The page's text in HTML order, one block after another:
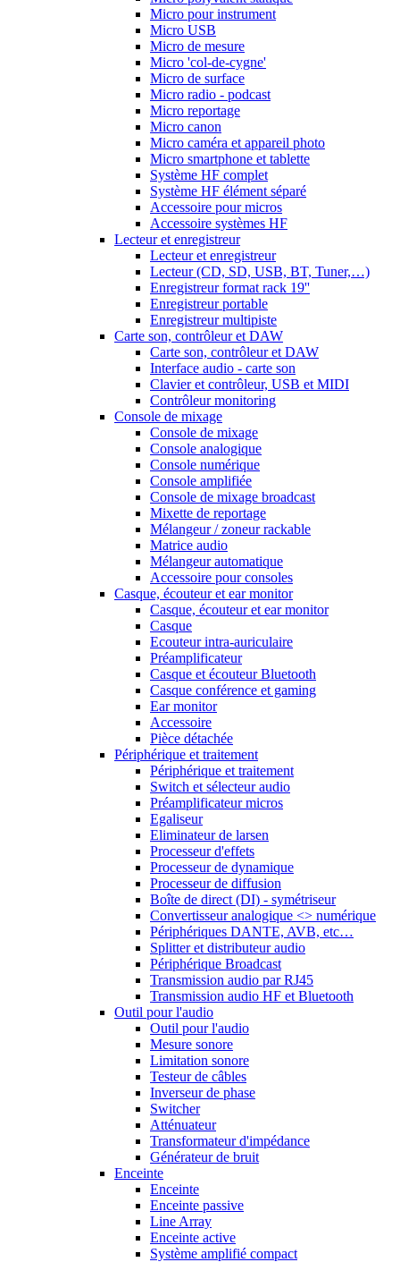
Micro pour instrument
Micro USB
Micro de mesure
Micro 'col-de-cygne'
Micro de surface
Micro radio - podcast
Micro reportage
Micro canon
Micro caméra et appareil photo
Micro smartphone et tablette
Système HF complet
Système HF élément séparé
Accessoire pour micros
Accessoire systèmes HF
Lecteur et enregistreur
Lecteur et enregistreur
Lecteur (CD, SD, USB, BT, Tuner,…)
Enregistreur format rack 19''
Enregistreur portable
Enregistreur multipiste
Carte son, contrôleur et DAW
Carte son, contrôleur et DAW
Interface audio - carte son
Clavier et contrôleur, USB et MIDI
Contrôleur monitoring
Console de mixage
Console de mixage
Console analogique
Console numérique
Console amplifiée
Console de mixage broadcast
Mixette de reportage
Mélangeur / zoneur rackable
Matrice audio
Mélangeur automatique
Accessoire pour consoles
Casque, écouteur et ear monitor
Casque, écouteur et ear monitor
Casque
Ecouteur intra-auriculaire
Préamplificateur
Casque et écouteur Bluetooth
Casque conférence et gaming
Ear monitor
Accessoire
Pièce détachée
Périphérique et traitement
Périphérique et traitement
Switch et sélecteur audio
Préamplificateur micros
Egaliseur
Eliminateur de larsen
Processeur d'effets
Processeur de dynamique
Processeur de diffusion
Boîte de direct (DI) - symétriseur
Convertisseur analogique <> numérique
Périphériques DANTE, AVB, etc…
Splitter et distributeur audio
Périphérique Broadcast
Transmission audio par RJ45
Transmission audio HF et Bluetooth
Outil pour l'audio
Outil pour l'audio
Mesure sonore
Limitation sonore
Testeur de câbles
Inverseur de phase
Switcher
Atténuateur
Transformateur d'impédance
Générateur de bruit
Enceinte
Enceinte
Enceinte passive
Line Array
Enceinte active
Système amplifié compact